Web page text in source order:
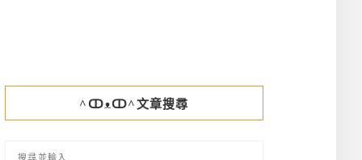
^ↀᴥↀ^文章搜尋